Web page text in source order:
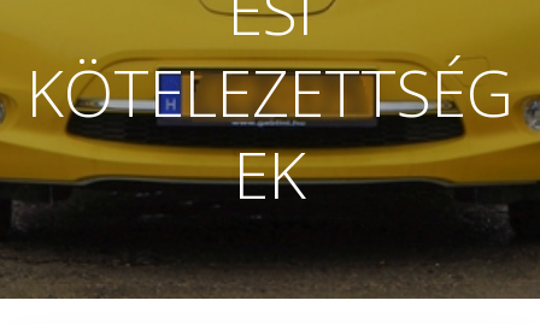
KÖTELEZETTSÉG
EK